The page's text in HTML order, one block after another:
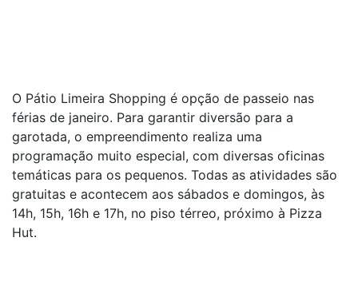
O Pátio Limeira Shopping é opção de passeio nas
férias de janeiro. Para garantir diversão para a
garotada, o empreendimento realiza uma
programação muito especial, com diversas oficinas
temáticas para os pequenos. Todas as atividades são
gratuitas e acontecem aos sábados e domingos, às
14h, 15h, 16h e 17h, no piso térreo, próximo à Pizza
Hut.